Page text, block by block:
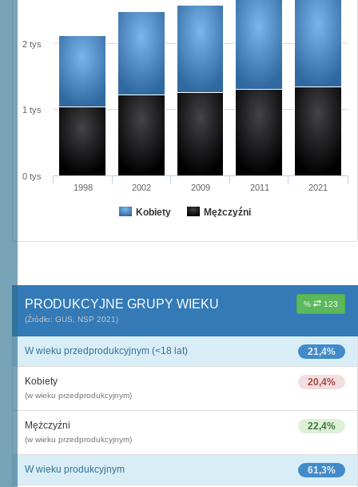
Kobiety Mężczyźni
1998 2002 2009 2011 2021
0 tys
1 tys
2 tys
% 123
PRODUKCYJNE GRUPY WIEKU
(Źródło: GUS, NSP 2021)
21,4%
W wieku przedprodukcyjnym (<18 lat)
20,4%
Kobiety
(w wieku przedprodukcyjnym)
22,4%
Mężczyźni
(w wieku przedprodukcyjnym)
61,3%
W wieku produkcyjnym